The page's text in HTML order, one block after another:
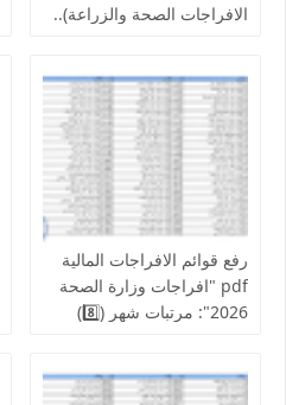
الافراجات الصحة والزراعة)..
الصحة ومراقبات التعليم
رفع قوائم الافراجات المالية
pdf "افراجات وزارة الصحة
2026": مرتبات شهر (8️⃣)
الوطني للبحوث الطبية